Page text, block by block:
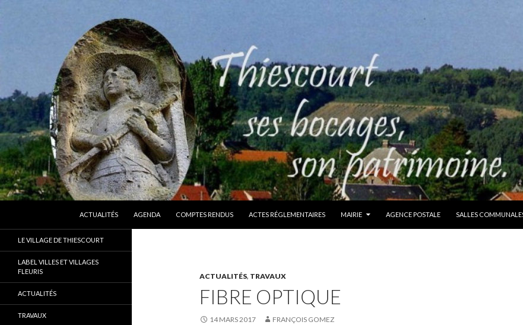
ACTUALITÉS
AGENDA COMPTES RENDUS ACTES RÉGLEMENTAIRES MAIRIE AGENCE POSTALE SALLES
ACTUALITÉS, TRAVAUX
FIBRE OPTIQUE
14 MARS 2017 FRANÇOIS GOMEZ
Thiescourt (Oise)
LE VILLAGE DE THIESCOURT
LABEL VILLES ET VILLAGES
FLEURIS
ACTUALITÉS
TRAVAUX